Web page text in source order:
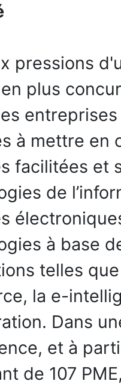
pressions
plus
à mettre en
facilitées et
de
à base
telles
la e-
Dans
et à
de 107